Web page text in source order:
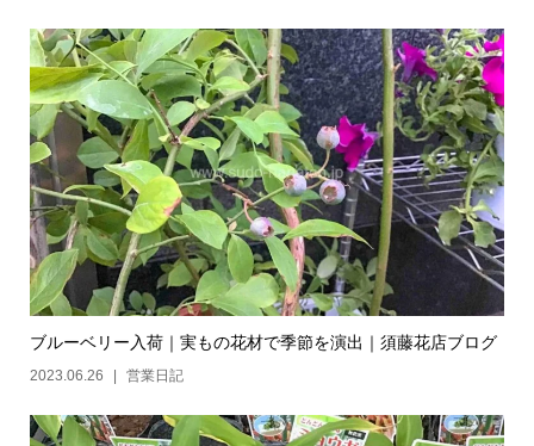
ブルーベリー入荷｜実もの花材で季節を演出｜須藤花店ブログ
2023.06.26 営業日記